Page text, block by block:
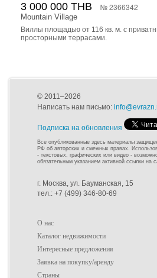
3 000 000 THB № 2366342
Mountain Village
Виллы площадью от 116 кв. м. с
просторными террасами.
© 2011–2026
Написать нам письмо:
Подписка на обновления
Все опубликованные здесь материалы
РФ об авторских и смежных правах.
- текстовых, графических или видео -
обязательным указанием активной ссылки на
г. Москва, ул. Бауманская, 15
тел.: +7 (499) 346-80-69
О нас
Каталог недвижимости
Интересные предложения
Заявка на покупку/аренду
Страны